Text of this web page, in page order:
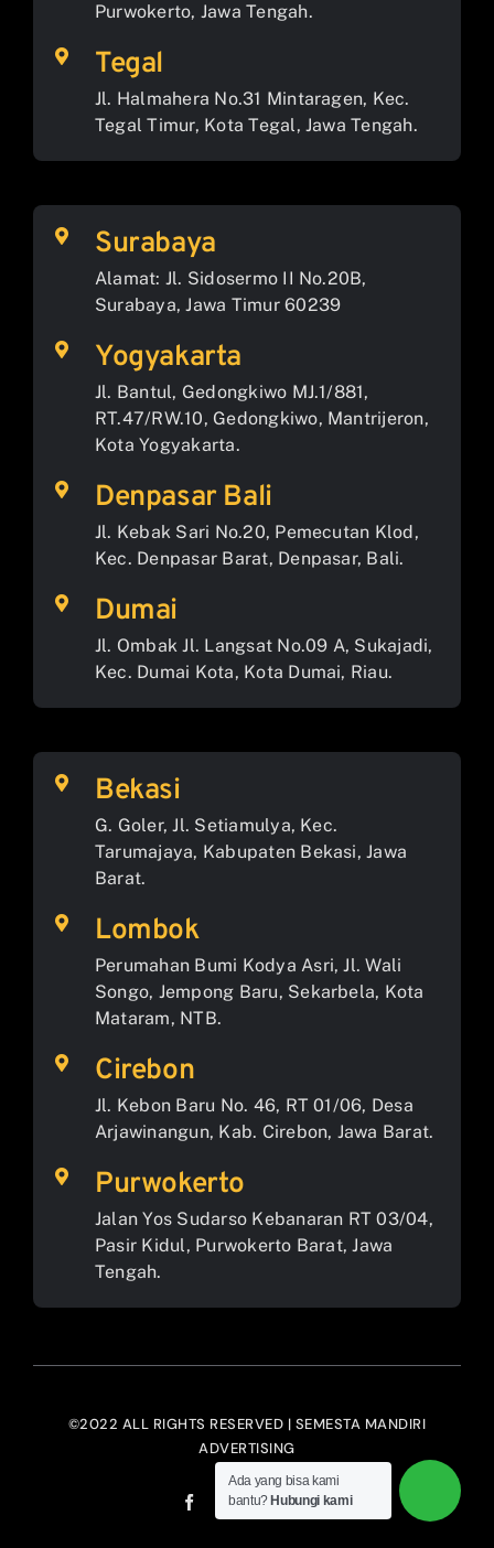
Purwokerto, Jawa Tengah.
Tegal
Jl. Halmahera No.31 Mintaragen, Kec.
Tegal Timur, Kota Tegal, Jawa Tengah.
Surabaya
Alamat: Jl. Sidosermo II No.20B,
Surabaya, Jawa Timur 60239
Yogyakarta
Jl. Bantul, Gedongkiwo MJ.1/881,
RT.47/RW.10, Gedongkiwo, Mantrijeron,
Kota Yogyakarta.
Denpasar Bali
Jl. Kebak Sari No.20, Pemecutan Klod,
Kec. Denpasar Barat, Denpasar, Bali.
Dumai
Jl. Ombak Jl. Langsat No.09 A, Sukajadi,
Kec. Dumai Kota, Kota Dumai, Riau.
Bekasi
G. Goler, Jl. Setiamulya, Kec.
Tarumajaya, Kabupaten Bekasi, Jawa
Barat.
Lombok
Perumahan Bumi Kodya Asri, Jl. Wali
Songo, Jempong Baru, Sekarbela, Kota
Mataram, NTB.
Cirebon
Jl. Kebon Baru No. 46, RT 01/06, Desa
Arjawinangun, Kab. Cirebon, Jawa Barat.
Purwokerto
Jalan Yos Sudarso Kebanaran RT 03/04,
Pasir Kidul, Purwokerto Barat, Jawa
Tengah.
©2022 ALL RIGHTS RESERVED | SEMESTA MANDIRI
ADVERTISING
Ada yang bisa kami
bantu? Hubungi kami